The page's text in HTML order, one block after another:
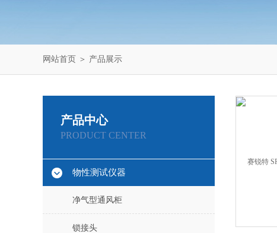
网站首页 ＞ 产品展示
产品中心
PRODUCT CENTER
物性测试仪器
净气型通风柜
锁接头